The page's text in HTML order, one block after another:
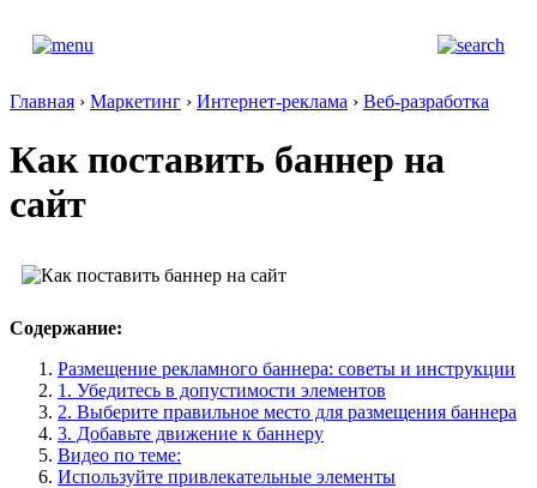
Главная › Маркетинг › Интернет-реклама › Веб-разработка
Как поставить баннер на
сайт
Содержание:
Размещение рекламного баннера: советы и инструкции
1. Убедитесь в допустимости элементов
2. Выберите правильное место для размещения баннера
3. Добавьте движение к баннеру
Видео по теме:
Используйте привлекательные элементы